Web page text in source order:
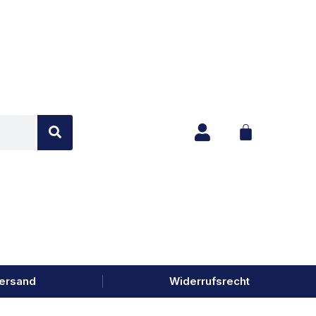
Widerrufsrecht